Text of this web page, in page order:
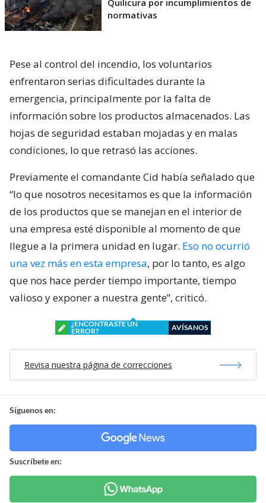
Quilicura por incumplimientos de
normativas
Pese al control del incendio, los voluntarios
enfrentaron serias dificultades durante la
emergencia, principalmente por la falta de
información sobre los productos almacenados. Las
hojas de seguridad estaban mojadas y en malas
condiciones, lo que retrasó las acciones.
Previamente el comandante Cid había señalado que
“lo que nosotros necesitamos es que la información
de los productos que se manejan en el interior de
una empresa esté disponible al momento de que
llegue a la primera unidad en lugar. Eso no ocurrió
una vez más en esta empresa, por lo tanto, es algo
que nos hace perder tiempo importante, tiempo
valioso y exponer a nuestra gente”, criticó.
¿ENCONTRASTE UN
ERROR?
AVÍSANOS
Revisa nuestra página de correcciones
Síguenos en:
Suscríbete en: